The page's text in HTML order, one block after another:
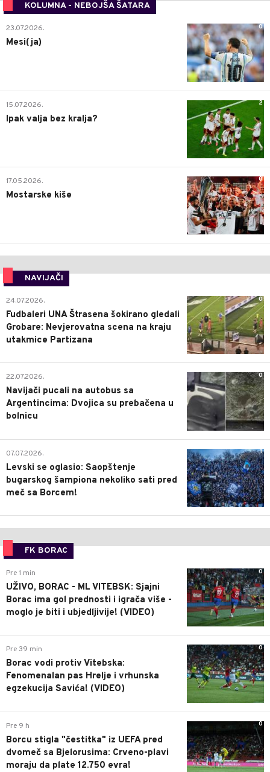
KOLUMNA - NEBOJŠA ŠATARA
0
23.07.2026.
Mesi(ja)
2
15.07.2026.
Ipak valja bez kralja?
0
17.05.2026.
Mostarske kiše
NAVIJAČI
0
24.07.2026.
Fudbaleri UNA Štrasena šokirano gledali
Grobare: Nevjerovatna scena na kraju
utakmice Partizana
0
22.07.2026.
Navijači pucali na autobus sa
Argentincima: Dvojica su prebačena u
bolnicu
1
07.07.2026.
Levski se oglasio: Saopštenje
bugarskog šampiona nekoliko sati pred
meč sa Borcem!
FK BORAC
0
Pre 1 min
UŽIVO, BORAC - ML VITEBSK: Sjajni
Borac ima gol prednosti i igrača više -
moglo je biti i ubjedljivije! (VIDEO)
0
Pre 39 min
Borac vodi protiv Vitebska:
Fenomenalan pas Hrelje i vrhunska
egzekucija Savića! (VIDEO)
0
Pre 9 h
Borcu stigla "čestitka" iz UEFA pred
dvomeč sa Bjelorusima: Crveno-plavi
moraju da plate 12.750 evra!